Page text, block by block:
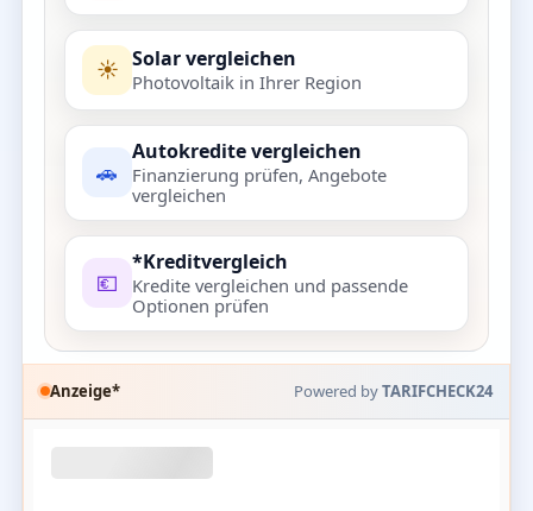
☀️ Solar vergleichen
Photovoltaik in Ihrer Region
🚗
Autokredite vergleichen
Finanzierung prüfen, Angebote
vergleichen
💶
*Kreditvergleich
Kredite vergleichen und passende
Optionen prüfen
Anzeige* Powered byTARIFCHECK24